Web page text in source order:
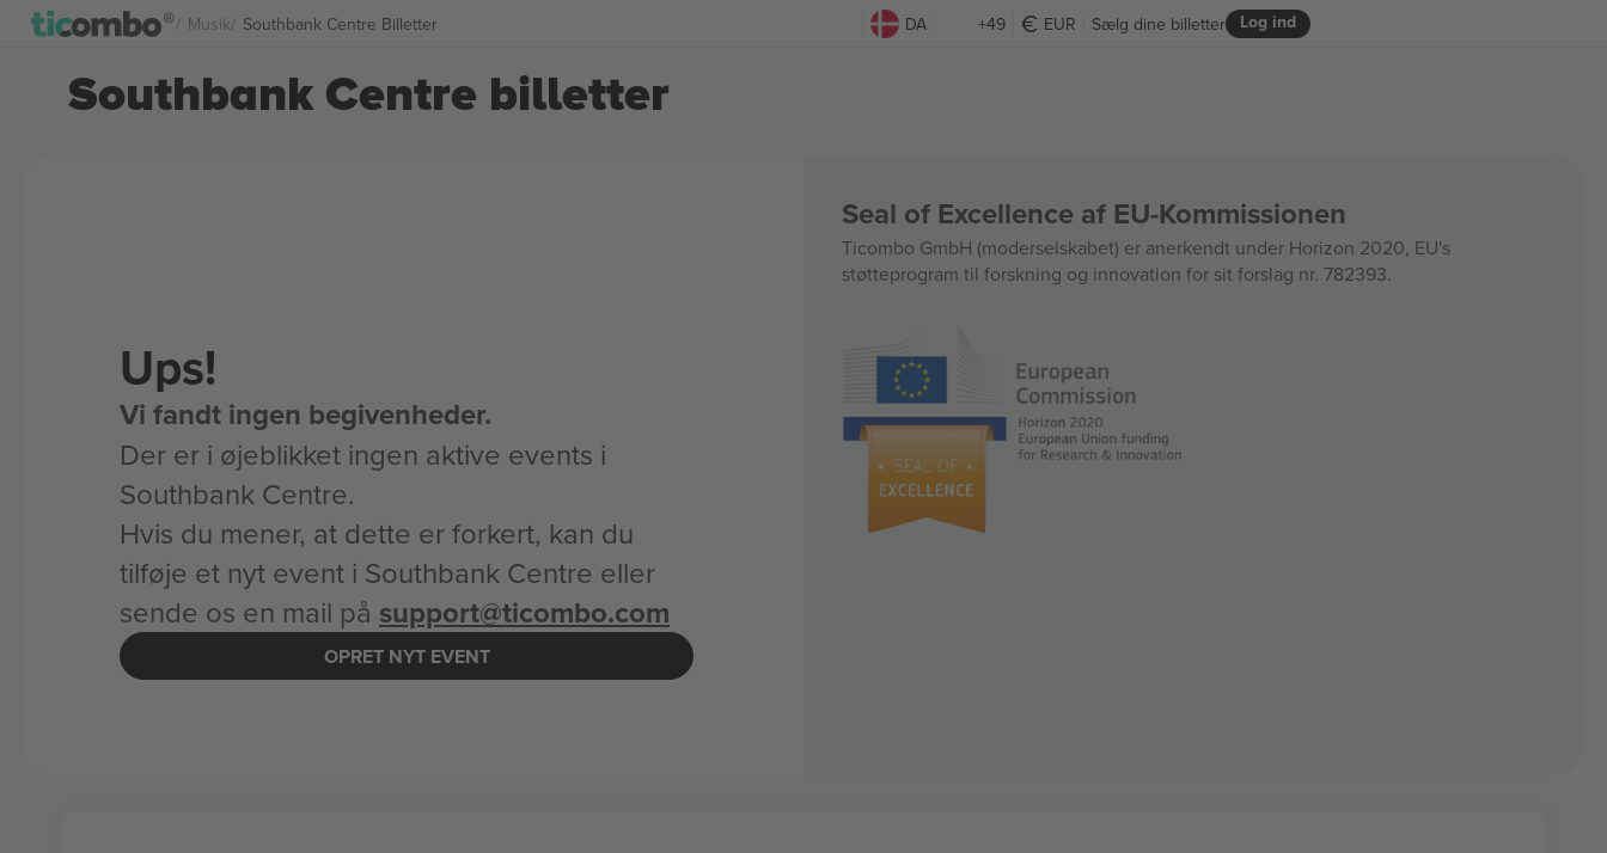
Musik Southbank Centre Billetter DA +49 EUR Log ind
Sælg dine billetter
Southbank Centre billetter
Ups!
Vi fandt ingen begivenheder.
Der er i øjeblikket ingen aktive events i
Southbank Centre.
Hvis du mener, at dette er forkert, kan du
tilføje et nyt event i Southbank Centre eller
sende os en mail på support@ticombo.com
OPRET NYT EVENT
Seal of Excellence af EU-Kommissionen
Ticombo GmbH (moderselskabet) er anerkendt under Horizon 2020, EU's
støtteprogram til forskning og innovation for sit forslag nr. 782393.